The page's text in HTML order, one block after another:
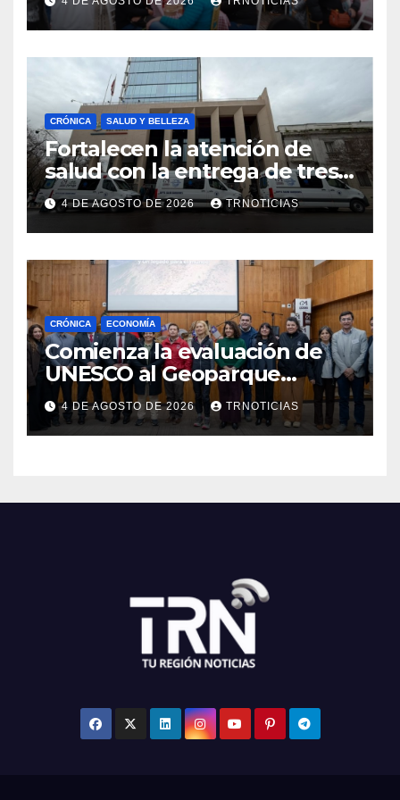
impacto en la hotelería y el
emprendimiento
CRÓNICA SALUD Y BELLEZA
Fortalecen la atención de
salud con la entrega de tres
nuevas ambulancias para
Cauquenes y Sagrada Familia
4 DE AGOSTO DE 2026 TRNOTICIAS
CRÓNICA ECONOMÍA
Comienza la evaluación de
UNESCO al Geoparque
Aspirante Pillanmapu en el
Maule
4 DE AGOSTO DE 2026 TRNOTICIAS